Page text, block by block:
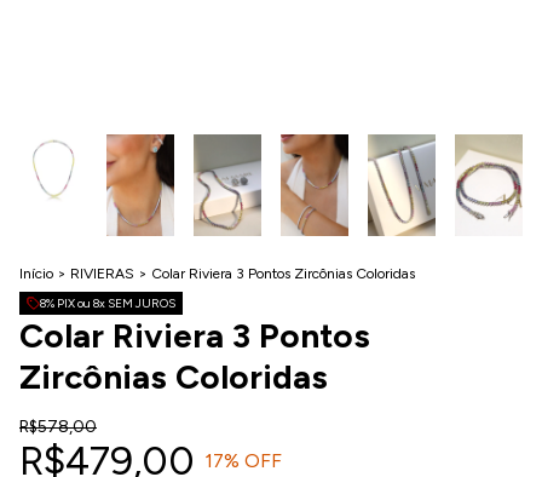
Início > RIVIERAS > Colar Riviera 3 Pontos Zircônias Coloridas
8% PIX ou 8x SEM JUROS
Colar Riviera 3 Pontos
Zircônias Coloridas
R$578,00
R$479,00 17% OFF